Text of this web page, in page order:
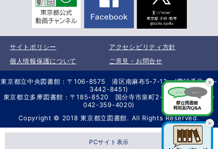
サイトポリシー
アクセシビリティ方針
個人情報保護について
ご意見・お問合せ
東京都立中央図書館：〒106-8575 港区南麻布5-7-13 (電話番号 03-
3442-8451)
東京都立多摩図書館：〒185-8520 国分寺市泉町2-2-26 (電話番号
042-359-4020)
Copyright © 2018 東京都立図書館. All Rights Reserved.
PCサイト表示